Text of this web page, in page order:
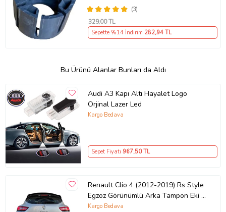
(3)
329,00 TL
Sepette %14 İndirim 282,94 TL
Bu Ürünü Alanlar Bunları da Aldı
Audi A3 Kapı Altı Hayalet Logo
Orjinal Lazer Led
Kargo Bedava
Sepet Fiyatı 967,50 TL
Renault Clio 4 (2012-2019) Rs Style
Egzoz Görünümlü Arka Tampon Eki -
Difüzör (Plastik)
Kargo Bedava